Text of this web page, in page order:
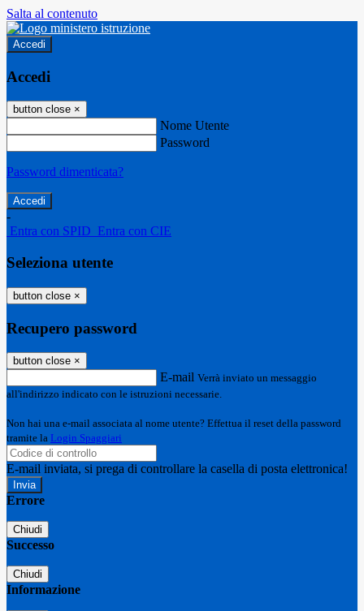
Salta al contenuto
Accedi
Accedi
button close ×
Nome Utente
Password
Password dimenticata?
-
Entra con SPID Entra con CIE
Seleziona utente
button close ×
Recupero password
button close ×
E-mail Verrà inviato un messaggio
all'indirizzo indicato con le istruzioni necessarie.
Non hai una e-mail associata al nome utente? Effettua il reset della password
tramite la Login Spaggiari
E-mail inviata, si prega di controllare la casella di posta elettronica!
Errore
Chiudi
Successo
Chiudi
Informazione